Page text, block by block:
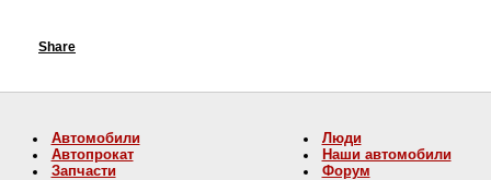
Share
Автомобили
Автопрокат
Запчасти
Люди
Наши автомобили
Форум